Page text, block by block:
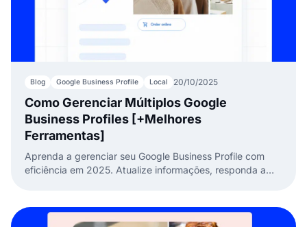
Blog Google Business Profile Local 20/10/2025
Como Gerenciar Múltiplos Google
Business Profiles [+Melhores
Ferramentas]
Aprenda a gerenciar seu Google Business Profile com
eficiência em 2025. Atualize informações, responda a